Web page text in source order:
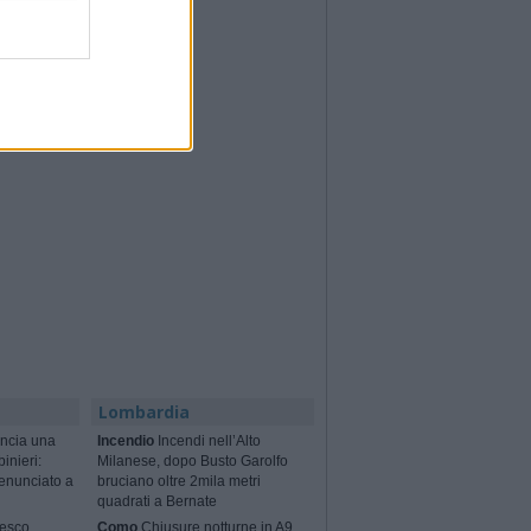
una
a
Lombardia
Incendio Incendi nell’Alto
Milanese, dopo Busto Garolfo
bruciano oltre 2mila metri
quadrati a Bernate